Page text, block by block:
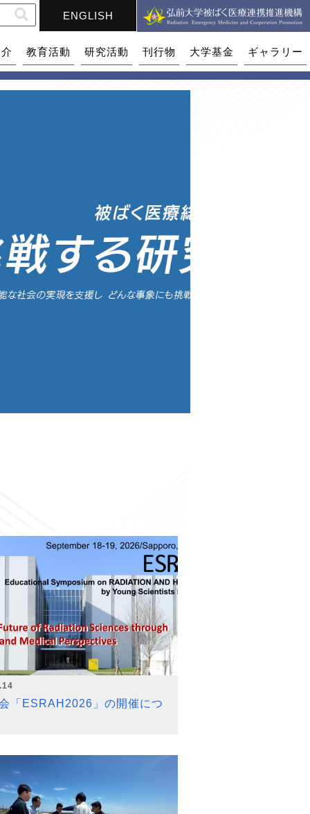
ENGLISH
教育活動 研究活動 刊行物 大学基金 ギャラリー
「ESRAH2026」の開催につ